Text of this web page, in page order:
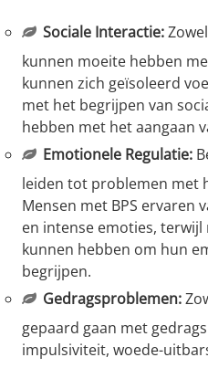
Sociale Interactie:Zowel
kunnen moeite hebben
kunnen zich geïsoleerd
met het begrijpen van
hebben met het aangaan
Emotionele Regulatie:
leiden tot problemen met
Mensen met BPS ervaren
en intense emoties, terwijl
kunnen hebben om hun
begrijpen.
Gedragsproblemen:
gepaard gaan met
impulsiviteit, woede-